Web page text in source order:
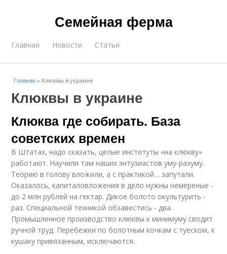
Семейная ферма
Главная Новости Статьи
Главная » Клюквы в украине
Клюквы в украине
Клюква где собирать. База
советских времен
В Штатах, надо сказать, целые институты «на клюкву»
работают. Научили там наших энтузиастов уму-разуму.
Теорию в голову вложили, а с практикой… запутали.
Оказалось, капиталовложения в дело нужны немереные -
до 2 млн рублей на гектар. Дикое болото окультурить -
раз. Специальной техникой обзавестись - два.
Промышленное производство клюквы к минимуму сводит
ручной труд. Перебежки по болотным кочкам с туеском, к
кушаку привязанным, исключаются.